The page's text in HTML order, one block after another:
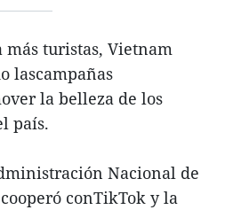
turistas, Vietnam
lascampañas
la belleza de los
país.
Nacional de
conTikTok y la